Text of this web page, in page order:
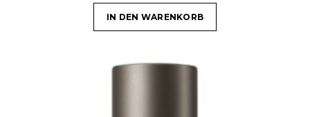
IN DEN WARENKORB